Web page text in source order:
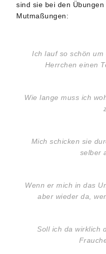
sind sie bei den
Mutmaßungen:
Ich lauf so schön
Herrchen einen
Wie lange muss ich
Mich schicken sie
selber
Wenn er mich in das
aber wieder da,
Soll ich da wirklich